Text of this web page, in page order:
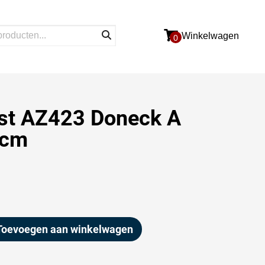
0 Winkelwagen
AZ423 Doneck A
aan winkelwagen